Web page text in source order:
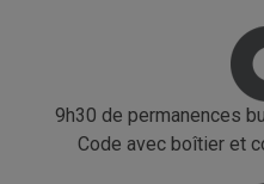
9h30 de permanences
Code avec boîtier et